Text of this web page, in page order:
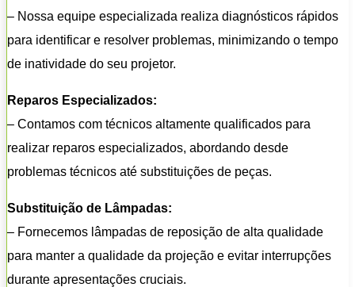
– Nossa equipe especializada realiza diagnósticos rápidos
para identificar e resolver problemas, minimizando o tempo
de inatividade do seu projetor.
Reparos Especializados:
– Contamos com técnicos altamente qualificados para
realizar reparos especializados, abordando desde
problemas técnicos até substituições de peças.
Substituição de Lâmpadas:
– Fornecemos lâmpadas de reposição de alta qualidade
para manter a qualidade da projeção e evitar interrupções
durante apresentações cruciais.